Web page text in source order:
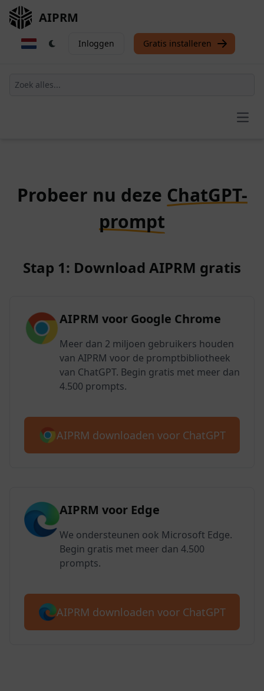
AIPRM
Inloggen Gratis installeren
Probeer nu deze ChatGPT-
prompt
Stap 1: Download AIPRM gratis
AIPRM voor Google Chrome
Meer dan 2 miljoen gebruikers houden
van AIPRM voor de promptbibliotheek
van ChatGPT. Begin gratis met meer dan
4.500 prompts.
AIPRM downloaden voor ChatGPT
AIPRM voor Edge
We ondersteunen ook Microsoft Edge.
Begin gratis met meer dan 4.500
prompts.
AIPRM downloaden voor ChatGPT